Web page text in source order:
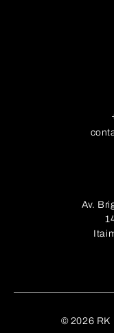
Av.
© 2026 RK